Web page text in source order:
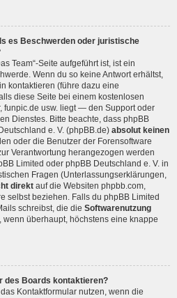
es Beschwerden oder juristische
Team“-Seite aufgeführt ist, ist ein
Wenn du so keine Antwort erhältst,
kontaktieren (führe dazu eine
diese Seite bei einem kostenlosen
funpic.de usw. liegt — den Support oder
Dienstes. Bitte beachte, dass phpBB
e. V. (phpBB.de) absolut keinen
oder die Benutzer der Forensoftware
Verantwortung herangezogen werden
Limited oder phpBB Deutschland e. V. in
Fragen (Unterlassungserklärungen,
direkt auf die Websiten phpbb.com,
selbst beziehen. Falls du phpBB Limited
schreibst, die die Softwarenutzung
wenn überhaupt, höchstens eine knappe
des Boards kontaktieren?
Kontaktformular nutzen, wenn die